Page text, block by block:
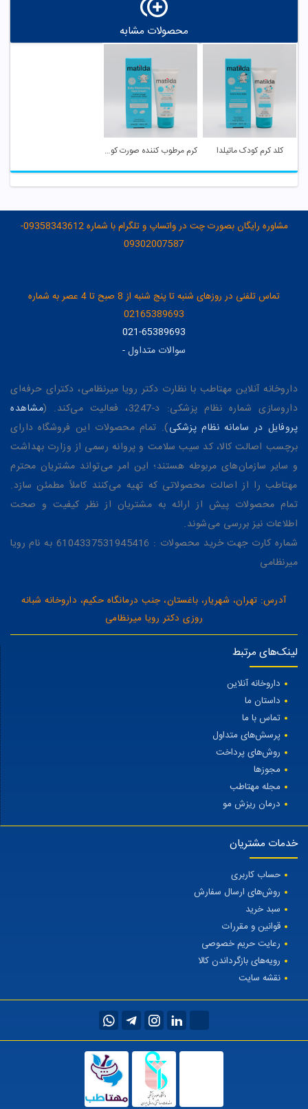
محصولات مشابه
کلد کرم کودک ماتیلدا کرم مرطوب کننده صورت کودک ماتیلدا
مشاوره رایگان بصورت چت در واتساپ و تلگرام با شماره 09358343612-
09302007587
تماس تلفنی در روزهای شنبه تا پنج شنبه از 8 صبح تا 4 عصر به شماره
02165389693
021-65389693
سوالات متداول-
داروخانه آنلاین مهتاطب با نظارت دکتر رویا میرنظامی، دکترای حرفه‌ای
داروسازی شماره نظام پزشکی: د-3247، فعالیت می‌کند. (
مشاهده
پروفایل در سامانه نظام پزشکی). تمام محصولات این فروشگاه دارای
برچسب اصالت کالا، کد سیب سلامت و پروانه رسمی از وزارت بهداشت
و سایر سازمان‌های مربوطه هستند؛ این امر می‌تواند مشتریان محترم
مهتاطب را از اصالت محصولاتی که تهیه می‌کنند کاملاً مطمئن سازد.
تمام محصولات پیش از ارائه به مشتریان از نظر کیفیت و صحت
اطلاعات نیز بررسی می‌شوند.
شماره کارت جهت خرید محصولات : 6104337531945416 به نام رویا
میرنظامی
آدرس: تهران، شهریار، باغستان، جنب درمانگاه حکیم، داروخانه شبانه
روزی دکتر رویا میرنظامی
لینک‌های مرتبط
داروخانه آنلاین
داستان ما
تماس با ما
پرسش‌های متداول
روش‌های پرداخت
مجوزها
مجله مهتاطب
درمان ریزش مو
خدمات مشتریان
حساب کاربری
روش‌های ارسال سفارش
سبد خرید
قوانین و مقررات
رعایت حریم خصوصی
رویه‌های بازگرداندن کالا
نقشه سایت